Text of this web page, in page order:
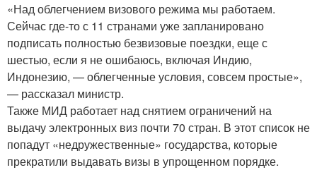
«Над облегчением визового режима мы работаем.
Сейчас где-то с 11 странами уже запланировано
подписать полностью безвизовые поездки, еще с
шестью, если я не ошибаюсь, включая Индию,
Индонезию, — облегченные условия, совсем простые»,
— рассказал министр.
Также МИД работает над снятием ограничений на
выдачу электронных виз почти 70 стран. В этот список не
попадут «недружественные» государства, которые
прекратили выдавать визы в упрощенном порядке.